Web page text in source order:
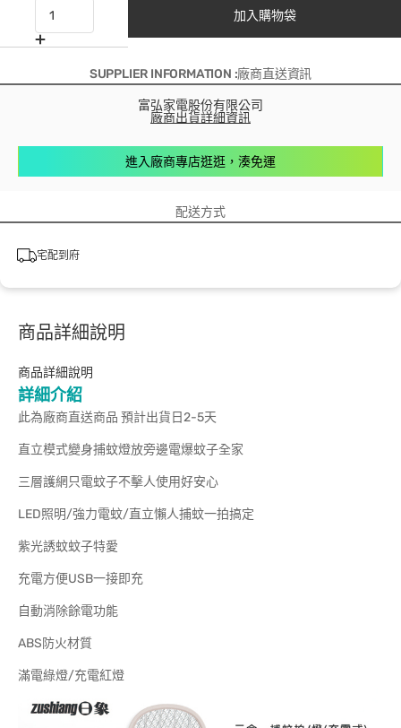
加入購物袋
SUPPLIER INFORMATION :廠商直送資訊
富弘家電股份有限公司
廠商出貨詳細資訊
進入廠商專店逛逛，湊免運
配送方式
宅配到府
商品詳細說明
商品詳細說明
詳細介紹
此為廠商直送商品 預計出貨日2-5天
直立模式變身捕蚊燈放旁邊電爆蚊子全家
三層護網只電蚊子不擊人使用好安心
LED照明/強力電蚊/直立懶人捕蚊一拍搞定
紫光誘蚊蚊子特愛
充電方便USB一接即充
自動消除餘電功能
ABS防火材質
滿電綠燈/充電紅燈